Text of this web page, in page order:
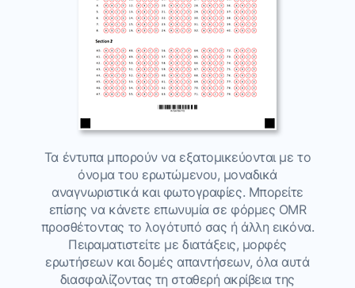
Τα έντυπα μπορούν να εξατομικεύονται με το
όνομα του ερωτώμενου, μοναδικά
αναγνωριστικά και φωτογραφίες. Μπορείτε
επίσης να κάνετε επωνυμία σε φόρμες OMR
προσθέτοντας το λογότυπό σας ή άλλη εικόνα.
Πειραματιστείτε με διατάξεις, μορφές
ερωτήσεων και δομές απαντήσεων, όλα αυτά
διασφαλίζοντας τη σταθερή ακρίβεια της